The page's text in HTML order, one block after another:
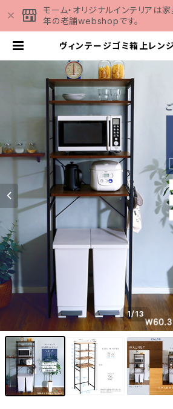
モーム・オリジナルインテリアは
年の老舗webshopです。
ヴィンテージゴミ箱上レンジ
の通販専門店
1/13